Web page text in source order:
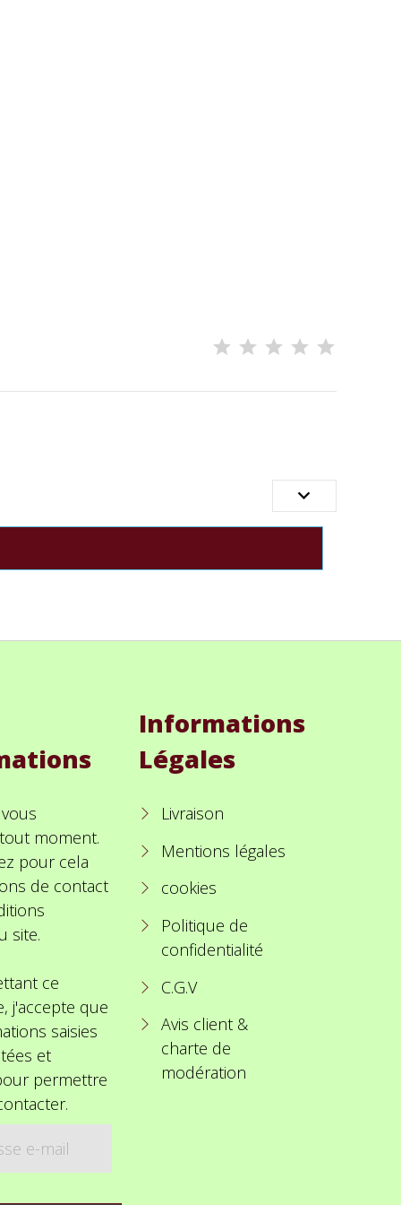

moment.
pour cela
de contact
site.
ce
j'accepte que
saisies
et
permettre
Informations
Légales
Livraison
Mentions légales
cookies
Politique de
confidentialité
C.G.V
Avis client &
charte de
modération